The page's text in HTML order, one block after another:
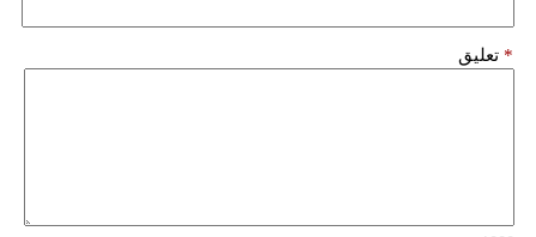
تعليق *